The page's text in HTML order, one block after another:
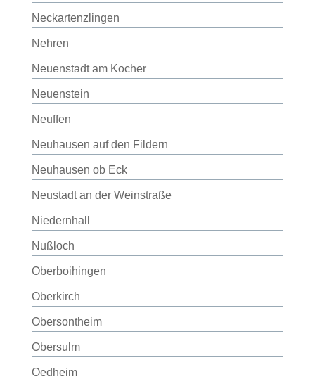
Neckartenzlingen
Nehren
Neuenstadt am Kocher
Neuenstein
Neuffen
Neuhausen auf den Fildern
Neuhausen ob Eck
Neustadt an der Weinstraße
Niedernhall
Nußloch
Oberboihingen
Oberkirch
Obersontheim
Obersulm
Oedheim